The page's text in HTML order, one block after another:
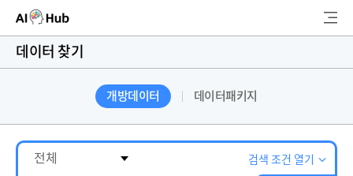
AI-Hub
AI 데이터찾기
색
데이터 찾기
개방데이터 데이터패키지
검색 조건 열기